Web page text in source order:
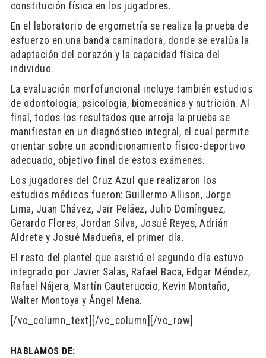
constitución física en los jugadores.
En el laboratorio de ergometría se realiza la prueba de
esfuerzo en una banda caminadora, donde se evalúa la
adaptación del corazón y la capacidad física del
individuo.
La evaluación morfofuncional incluye también estudios
de odontología, psicología, biomecánica y nutrición. Al
final, todos los resultados que arroja la prueba se
manifiestan en un diagnóstico integral, el cual permite
orientar sobre un acondicionamiento físico-deportivo
adecuado, objetivo final de estos exámenes.
Los jugadores del Cruz Azul que realizaron los
estudios médicos fueron: Guillermo Allison, Jorge
Lima, Juan Chávez, Jair Peláez, Julio Domínguez,
Gerardo Flores, Jordan Silva, Josué Reyes, Adrián
Aldrete y Josué Madueña, el primer día.
El resto del plantel que asistió el segundo día estuvo
integrado por Javier Salas, Rafael Baca, Edgar Méndez,
Rafael Nájera, Martín Cauteruccio, Kevin Montaño,
Walter Montoya y Ángel Mena.
[/vc_column_text][/vc_column][/vc_row]
HABLAMOS DE: